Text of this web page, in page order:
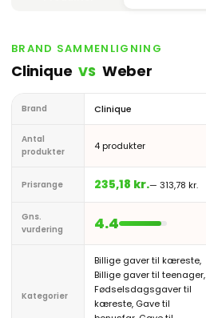
BRAND SAMMENLIGNING
Clinique VS Weber
Brand Clinique
Antal
produkter
4 produkter
Prisrange 235,18 kr.— 313,78 kr.
Gns.
vurdering
4.4
Kategorier
Billige gaver til kæreste,
Billige gaver til teenager,
Fødselsdagsgaver til
kæreste, Gave til